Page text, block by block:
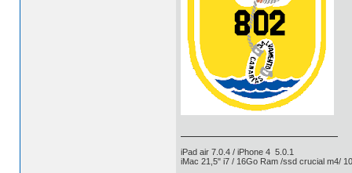
iPad air 7.0.4 / iPhone 4 5.0.1
iMac 21,5" i7 / 16Go Ram /ssd crucial m4/